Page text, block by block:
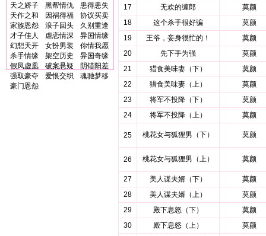
天之娇子
黑帮情仇
患得患失
天作之和
因祸得福
协议买卖
家族恩怨
浪子回头
久别重逢
才子佳人
虐恋情深
异国情缘
幻想天开
女扮男装
你情我愿
杀手情缘
架空历史
异国奇缘
假凤虚凰
破案悬疑
阴错阳差
强取豪夺
爱恨交织
魂驰梦移
豪门恩怨
17
无欢的缠郎
莫颜
18
这个杀手很好骗
莫颜
19
王爷，妾身很忙的！
莫颜
20
先下手为强
莫颜
21
猎食美味妻（下）
莫颜
22
猎食美味妻（上）
莫颜
23
将军不投降（下）
莫颜
24
将军不投降（上） 莫颜
25 桃花女与狐狸男（下） 莫颜
26 桃花女与狐狸男（上） 莫颜
27 美人谋夫婿（下）
莫颜
28
美人谋夫婿（上）
莫颜
29
殿下息怒（下）
莫颜
30
殿下息怒（上）
莫颜